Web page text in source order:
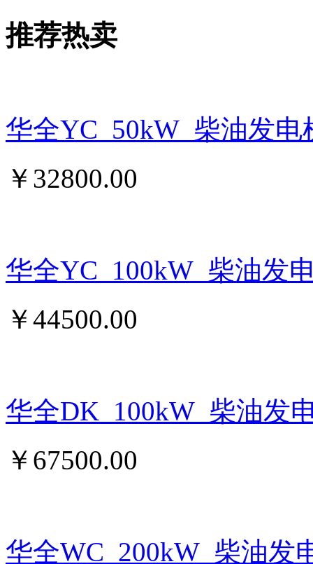
推荐热卖
华全YC_50kW_柴油发电
￥ 32800.00
华全YC_100kW_柴油发
￥44500.00
华全DK_100kW_柴油发
￥ 67500.00
华全WC_200kW_柴油发